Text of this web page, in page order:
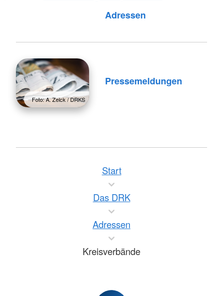
Adressen
Foto: A. Zelck / DRKS
Pressemeldungen
Start
Das DRK
Adressen
Kreisverbände